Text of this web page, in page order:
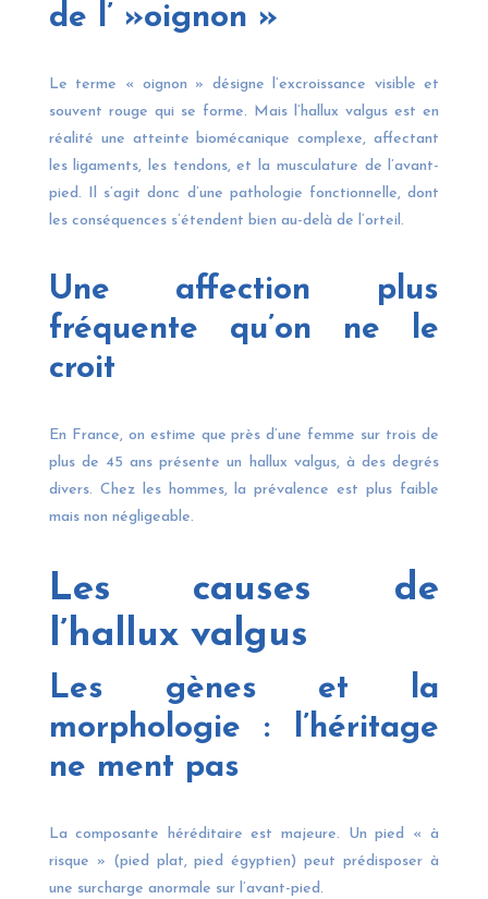
de l’ »oignon »
Le terme « oignon » désigne l’excroissance visible et
souvent rouge qui se forme. Mais l’hallux valgus est en
réalité une atteinte biomécanique complexe, affectant
les ligaments, les tendons, et la musculature de l’avant-
pied. Il s’agit donc d’une pathologie fonctionnelle, dont
les conséquences s’étendent bien au-delà de l’orteil.
Une affection plus
fréquente qu’on ne le
croit
En France, on estime que près d’une femme sur trois de
plus de 45 ans présente un hallux valgus, à des degrés
divers. Chez les hommes, la prévalence est plus faible
mais non négligeable.
Les causes de
l’hallux valgus
Les gènes et la
morphologie : l’héritage
ne ment pas
La composante héréditaire est majeure. Un pied « à
risque » (pied plat, pied égyptien) peut prédisposer à
une surcharge anormale sur l’avant-pied.